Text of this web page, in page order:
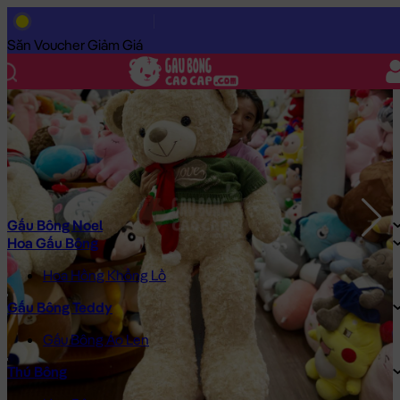
Săn Voucher Giảm Giá
Gấu Bông Noel
Hoa Gấu Bông
Hoa Hồng Khổng Lồ
Gấu Bông Teddy
Gấu Bông Áo Len
Thú Bông
Trang Chủ